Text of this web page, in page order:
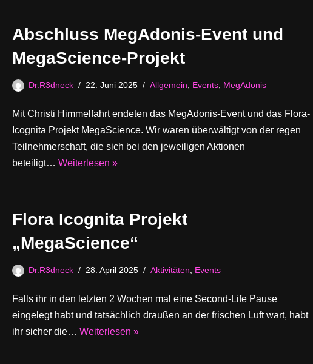
Abschluss MegAdonis-Event und
MegaScience-Projekt
Dr.R3dneck 22. Juni 2025 Allgemein Events, MegAdonis
Mit Christi Himmelfahrt endeten das MegAdonis-Event und das Flora-
Icognita Projekt MegaScience. Wir waren überwältigt von der regen
Teilnehmerschaft, die sich bei den jeweiligen Aktionen
beteiligt… Weiterlesen »
Flora Icognita Projekt
„MegaScience“
Dr.R3dneck 28. April 2025 Aktivitäten Events
Falls ihr in den letzten 2 Wochen mal eine Second-Life Pause
eingelegt habt und tatsächlich draußen an der frischen Luft wart, habt
ihr sicher die… Weiterlesen »